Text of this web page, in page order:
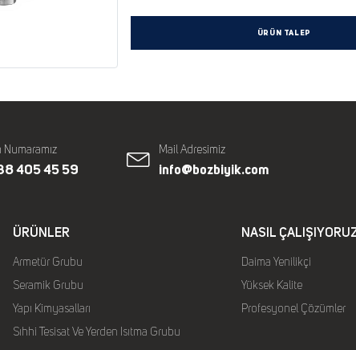
ÜRÜN TALEP
Numaramız
405 45 59
Mail Adresimiz
info@bozbiyik.com
ÜRÜNLER
Armetür Grubu
Seramik Grubu
Yapı Kimyasalları
Sıhhi Tesisat Ve Yerden Isıtma Grubu
NASIL
Daima Yenilikçi
Yüksek Kalite
Profesyonel Çözümler